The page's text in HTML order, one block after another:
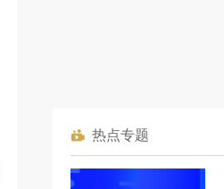
热点专题